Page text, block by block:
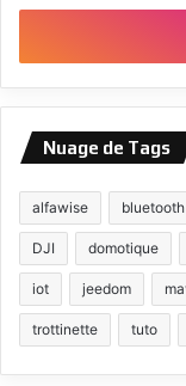
Nuage de Tags
alfawise bluetooth
DJI domotique
iot jeedom
trottinette tuto